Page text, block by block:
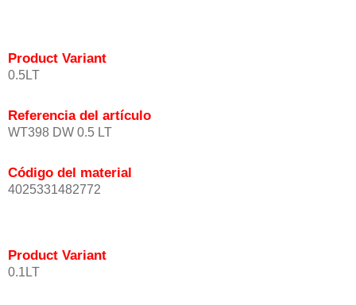
Product Variant
0.5LT
Referencia del artículo
WT398 DW 0.5 LT
Código del material
4025331482772
Product Variant
0.1LT